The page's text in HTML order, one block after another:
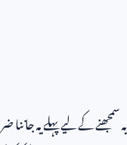
یہ سمجھنے کے لیے پہلے یہ